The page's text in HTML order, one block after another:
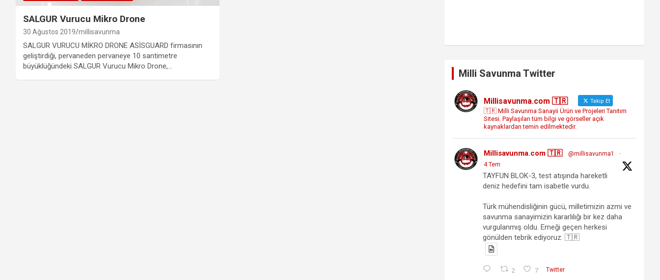
SALGUR Vurucu Mikro Drone
30 Ağustos 2019 millisavunma
SALGUR VURUCU MİKRO DRONE ASİSGUARD firmasının
geliştirdiği, pervaneden pervaneye 10 santimetre
büyüklüğündeki SALGUR Vurucu Mikro Drone,…
Milli Savunma Twitter
Millisavunma.com 🇹🇷 Takip Et
🇹🇷 Milli Savunma Sanayii Ürün ve Projeleri Tanıtım
Sitesi. Paylaşılan tüm bilgi ve görseller açık
kaynaklardan temin edilmektedir.
Millisavunma.com 🇹🇷 @millisavunma1
·
4 Tem
TAYFUN BLOK-3, test atışında hareketli
deniz hedefini tam isabetle vurdu.
Türk mühendisliğinin gücü, milletimizin azmi ve
savunma sanayimizin kararlılığı bir kez daha
vurgulanmış oldu. Emeği geçen herkesi
gönülden tebrik ediyoruz. 🇹🇷
2 7 Twitter